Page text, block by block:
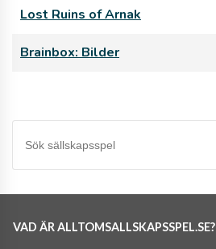
Lost Ruins of Arnak
Brainbox: Bilder
VAD ÄR ALLTOMSALLSKAPSSPEL.SE?